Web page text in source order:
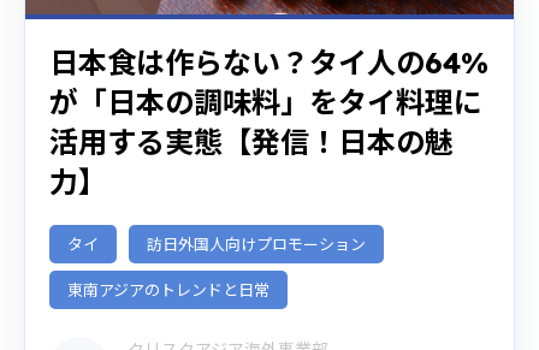
日本食は作らない？タイ人の64%
が「日本の調味料」をタイ料理に
活用する実態【発信！日本の魅
力】
タイ 訪日外国人向けプロモーション
東南アジアのトレンドと日常